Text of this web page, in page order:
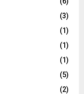
(3)
(1)
(1)
(1)
(5)
(2)